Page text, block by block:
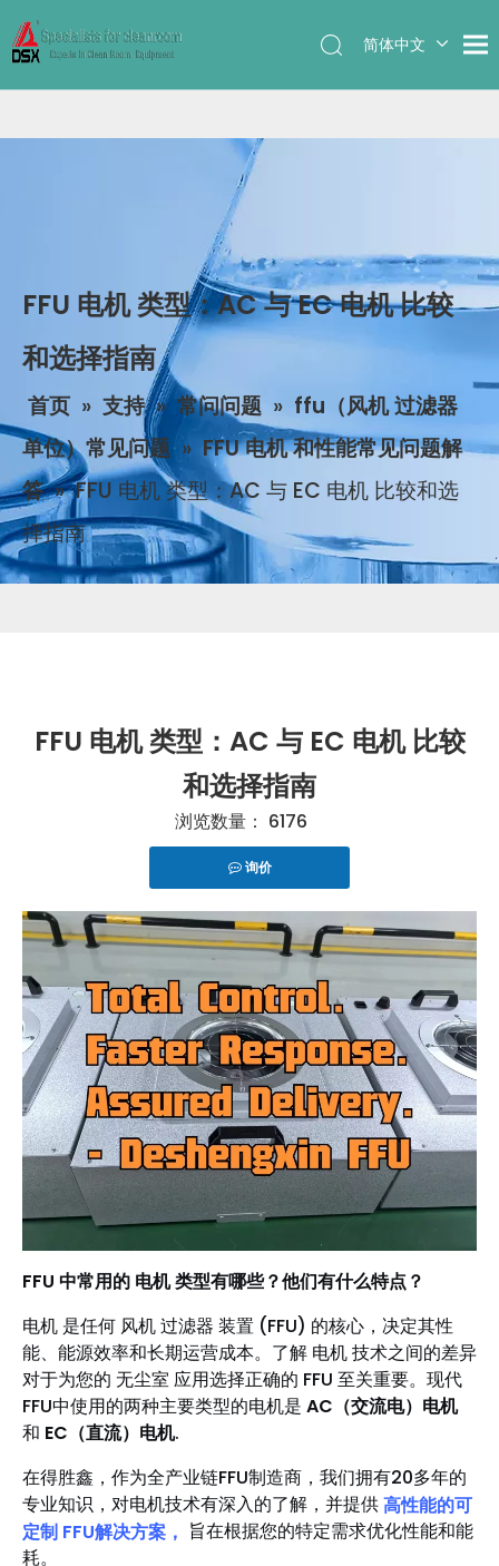
简体中文
FFU 电机 类型：AC 与 EC 电机 比较
和选择指南
首页 » 支持 » 常问问题 » ffu（风机 过滤器
单位）常见问题 » FFU 电机 和性能常见问题解
答 »FFU 电机 类型：AC 与 EC 电机 比较和选
择指南
FFU 电机 类型：AC 与 EC 电机 比较
和选择指南
浏览数量： 6176
询价
FFU 中常用的 电机 类型有哪些？他们有什么特点？
电机 是任何 风机 过滤器 装置 (FFU) 的核心，决定其性
能、能源效率和长期运营成本。了解 电机 技术之间的差异
对于为您的 无尘室 应用选择正确的 FFU 至关重要。现代
FFU中使用的两种主要类型的电机是 AC（交流电）电机
和 EC（直流）电机.
在得胜鑫，作为全产业链FFU制造商，我们拥有20多年的
专业知识，对电机技术有深入的了解，并提供高性能的可
定制 FFU解决方案， 旨在根据您的特定需求优化性能和能
耗。